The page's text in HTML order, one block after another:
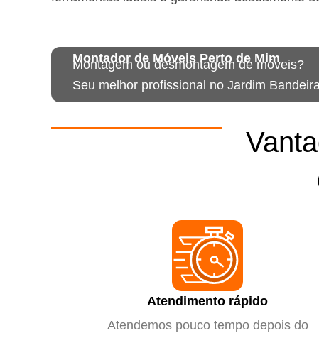
Montador de Móveis Perto de Mim
Montagem ou desmontagem de móveis?
Seu melhor profissional no Jardim
Atendimento rápido
Atendemos pouco tempo depois do